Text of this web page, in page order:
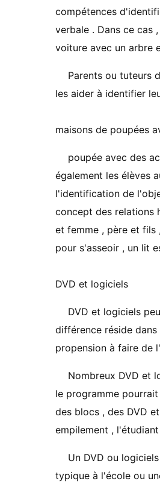
compétences
verbale . Dans ce cas
voiture avec un arbre
Parents ou tuteurs
les aider à identifier
maisons de poupées
poupée avec des
également les élèves
l'identification de
concept des relations
et femme , père et fils
pour s'asseoir , un lit
DVD et logiciels
DVD et logiciels
différence réside
propension à faire de
Nombreux DVD et
le programme
des blocs , des DVD
empilement ,
Un DVD ou
typique à l'école ou